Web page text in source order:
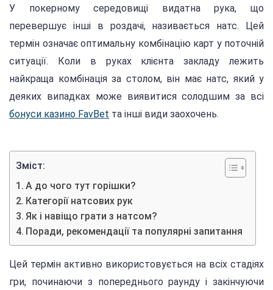
У покерному середовищі видатна рука, що
перевершує інші в роздачі, називається натс. Цей
термін означає оптимальну комбінацію карт у поточній
ситуації. Коли в руках клієнта закладу лежить
найкраща комбінація за столом, він має натс, який у
деяких випадках може виявитися солодшим за всі
бонуси казино FavBet та інші види заохочень.
Зміст:
А до чого тут горішки?
Категорії натсових рук
Як і навіщо грати з натсом?
Поради, рекомендації та популярні запитання
Цей термін активно використовується на всіх стадіях
гри, починаючи з попереднього раунду і закінчуючи